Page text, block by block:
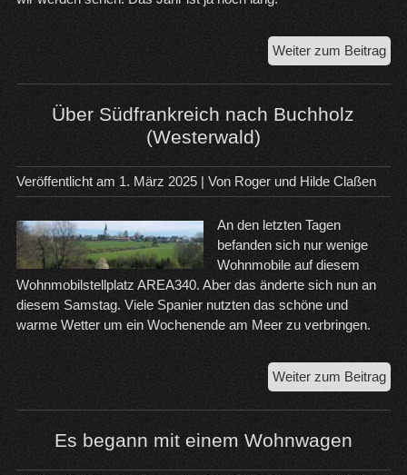
Weiter zum Beitrag
Über Südfrankreich nach Buchholz
(Westerwald)
Veröffentlicht am 1. März 2025| Von Roger und Hilde Claßen
An den letzten Tagen
befanden sich nur wenige
Wohnmobile auf diesem
Wohnmobilstellplatz AREA340. Aber das änderte sich nun an
diesem Samstag. Viele Spanier nutzten das schöne und
warme Wetter um ein Wochenende am Meer zu verbringen.
Weiter zum Beitrag
Es begann mit einem Wohnwagen